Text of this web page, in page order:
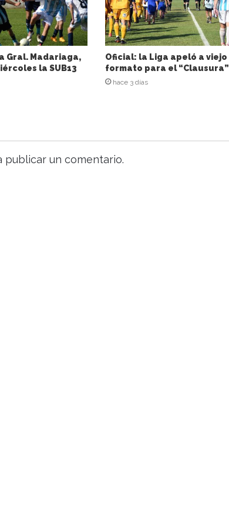
Gral. Madariaga,
la SUB13
Oficial: la Liga apeló a viejo
formato para el “Clausura”
hace 3 días
publicar un comentario.